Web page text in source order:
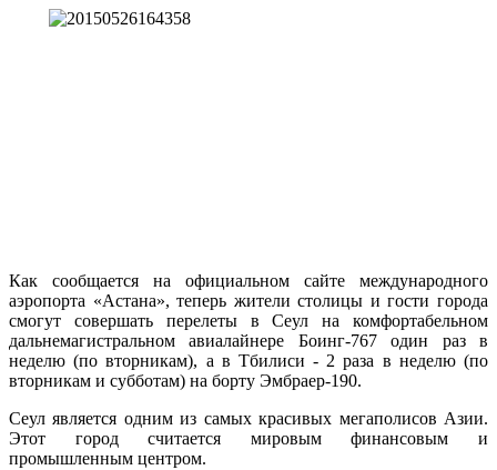
Как сообщается на официальном сайте международного
аэропорта «Астана», теперь жители столицы и гости города
смогут совершать перелеты в Сеул на комфортабельном
дальнемагистральном авиалайнере Боинг-767 один раз в
неделю (по вторникам), а в Тбилиси - 2 раза в неделю (по
вторникам и субботам) на борту Эмбраер-190.
Сеул является одним из самых красивых мегаполисов Азии.
Этот город считается мировым финансовым и
промышленным центром.